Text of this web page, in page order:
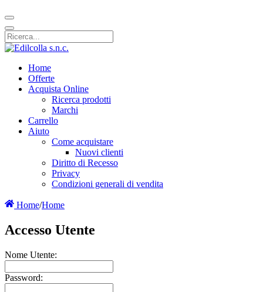
Home
Offerte
Acquista Online
Ricerca prodotti
Marchi
Carrello
Aiuto
Come acquistare
Nuovi clienti
Diritto di Recesso
Privacy
Condizioni generali di vendita
Home/Home
Accesso Utente
Nome Utente:
Password: